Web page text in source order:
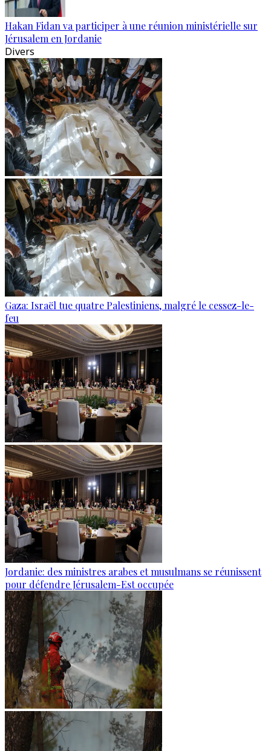
Hakan Fidan va participer à une réunion ministérielle sur
Jérusalem en Jordanie
Divers
Gaza: Israël tue quatre Palestiniens, malgré le cessez-le-
feu
Jordanie: des ministres arabes et musulmans se réunissent
pour défendre Jérusalem-Est occupée